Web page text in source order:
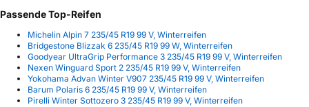
Passende Top-Reifen
Michelin Alpin 7 235/45 R19 99 V, Winterreifen
Bridgestone Blizzak 6 235/45 R19 99 W, Winterreifen
Goodyear UltraGrip Performance 3 235/45 R19 99 V, Winterreifen
Nexen Winguard Sport 2 235/45 R19 99 V, Winterreifen
Yokohama Advan Winter V907 235/45 R19 99 V, Winterreifen
Barum Polaris 6 235/45 R19 99 V, Winterreifen
Pirelli Winter Sottozero 3 235/45 R19 99 V, Winterreifen